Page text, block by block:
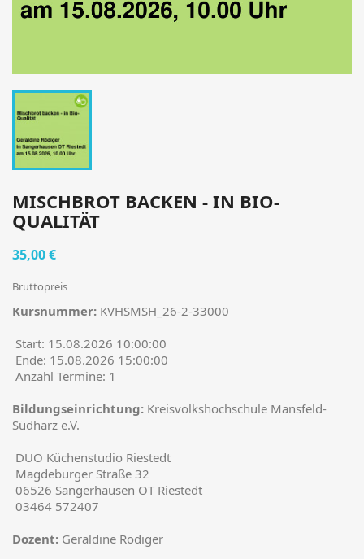
MISCHBROT BACKEN - IN BIO-
QUALITÄT
35,00 €
Bruttopreis
Kursnummer: KVHSMSH_26-2-33000
Start: 15.08.2026 10:00:00
Ende: 15.08.2026 15:00:00
Anzahl Termine: 1
Bildungseinrichtung: Kreis­volkshochschule Mansfeld-
Südharz e.V.
DUO Küchenstudio Riestedt
Magdeburger Straße 32
06526 Sangerhausen OT Riestedt
03464 572407
Dozent: Geraldine Rödiger